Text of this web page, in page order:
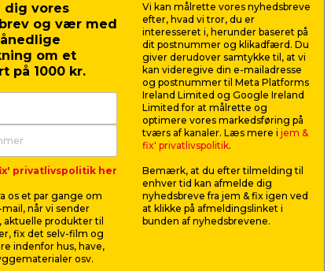
T-klemring messing 15 x
Til kobberrør og PEX-rør i
samme dimension. Med tre
kompressionstilslutninger.
74,95 pr. stk.
Lev. omk. tillægges
Webshop
rør. Med
og
Lev. omk.
dig vores
og vær med
om et
på 1000 kr.
privatlivspolitik her
os et par gange om
når vi sender
aktuelle produkter til
fix det selv-film og
indenfor hus, have,
osv.
Vi kan målrette vores nyhedsbreve
efter, hvad vi tror, du er
interesseret i, herunder baseret på
dit postnummer og klikadfærd. Du
giver derudover samtykke til, at vi
kan videregive din e-mailadresse
og postnummer til Meta Platforms
Ireland Limited og Google Ireland
Limited for at målrette og
optimere vores markedsføring på
tværs af kanaler. Læs mere i jem &
fix' privatlivspolitik.
Bemærk, at du efter tilmelding til
enhver tid kan afmelde dig
nyhedsbreve fra jem & fix igen ved
at klikke på afmeldingslinket i
bunden af nyhedsbrevene.